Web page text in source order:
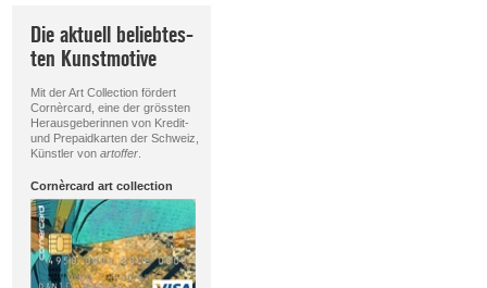
Die aktuell beliebtes-
ten Kunstmotive
Mit der Art Collection fördert
Cornèrcard, eine der grössten
Herausgeberinnen von Kredit-
und Prepaidkarten der Schweiz,
Künstler von artoffer.
Cornèrcard art collection